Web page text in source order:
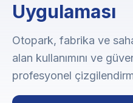
Uygulaması
Otopark, fabrika ve
alan kullanımını ve
profesyonel